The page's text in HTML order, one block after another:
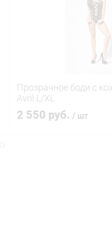
Прозрачное боди с
Avril L/XL
2 550 руб. / шт